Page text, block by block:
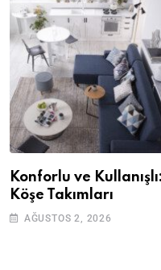
Konforlu ve Kullanışlı:
Köşe Takımları
AĞUSTOS 2, 2026